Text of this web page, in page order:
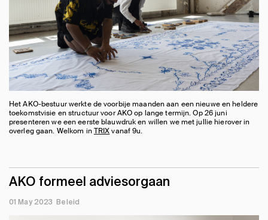
Het AKO-bestuur werkte de voorbije maanden aan een nieuwe en heldere
toekomstvisie en structuur voor AKO op lange termijn. Op 26 juni
presenteren we een eerste blauwdruk en willen we met jullie hierover in
overleg gaan. Welkom inTRIXvanaf 9u.
AKO formeel adviesorgaan
01 May 2023 Beleid